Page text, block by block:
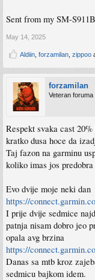
Sent from my SM-
May 14, 2025
Aldiin forzamilan zippoo
forzamilan
Veteran foruma
Respekt svaka cast
kratko dusa hoce da
Taj fazon na garminu
koliko imas jos
Evo dvije moje neki dan
https://
I prije dvije sedmice
patnja nisam dobro jeo
opala avg brzina
https://
Danas sa mtb kroz
sedmicu bajkom idem.